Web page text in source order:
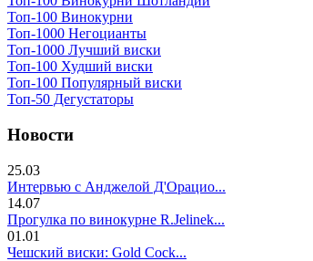
Топ-100 Винокурни
Топ-1000 Негоцианты
Топ-1000 Лучший виски
Топ-100 Худший виски
Топ-100 Популярный виски
Топ-50 Дегустаторы
Новости
25.03
Интервью с Анджелой Д'Орацио...
14.07
Прогулка по винокурне R.Jelinek...
01.01
Чешский виски: Gold Cock...